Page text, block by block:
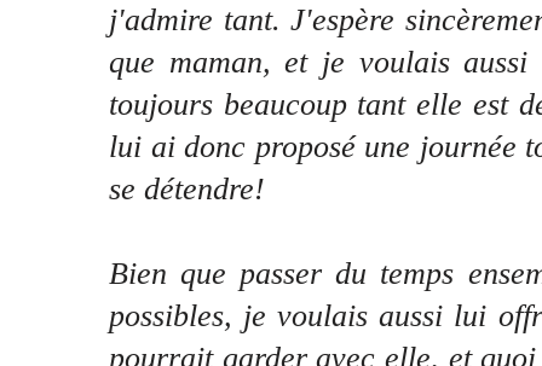
j'admire tant. J'espère
que maman, et je voulais
toujours beaucoup tant elle est
lui ai donc proposé une journée
se détendre!
Bien que passer du temps
possibles, je voulais aussi lui
pourrait garder avec elle, et